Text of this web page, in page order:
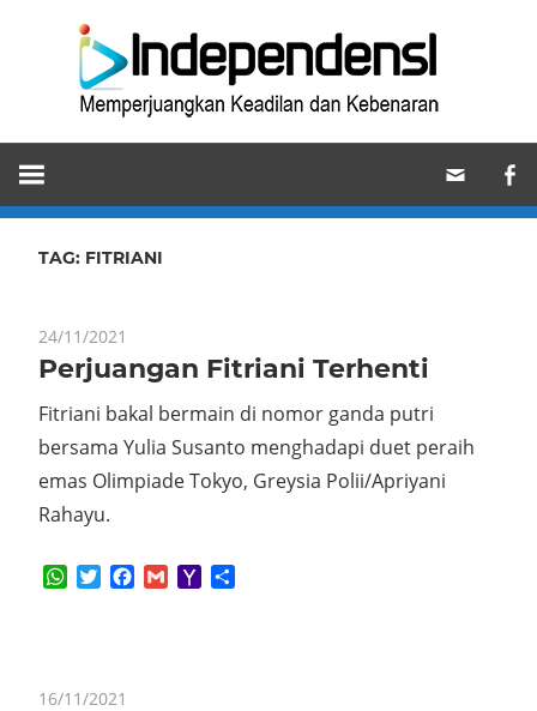
Memperjuangkan
Keadilan
dan
Kebenaran
TAG: FITRIANI
24/11/2021
Perjuangan Fitriani Terhenti
Fitriani bakal bermain di nomor ganda putri
bersama Yulia Susanto menghadapi duet peraih
emas Olimpiade Tokyo, Greysia Polii/Apriyani
Rahayu.
WhatsApp
TwitterFacebook
GmailYahoo
16/11/2021